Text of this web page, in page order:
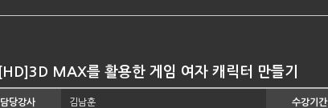
[HD]3D MAX를 활용한 게임 여자 캐릭터 만들기
담당강사 김남훈 수강기간